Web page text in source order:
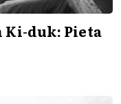
Ki-duk: Pieta